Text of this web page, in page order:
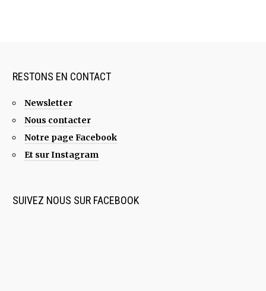
RESTONS EN CONTACT
Newsletter
Nous contacter
Notre page Facebook
Et sur Instagram
SUIVEZ NOUS SUR FACEBOOK